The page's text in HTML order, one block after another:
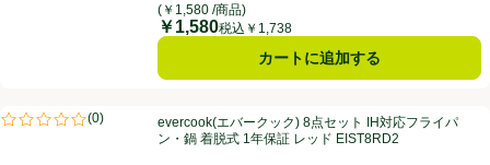
(￥1,580 /商品)
価格
￥1,580税込￥1,738
カートに追加する
evercook(エバークック) 8点セット IH対応フライパン・鍋 着脱式 1年
(0)
評価は0件のレビューで5点中0.0点。evercook(エバークック) 8点セット IH対応フライパ
ン・鍋 着脱式 1年保証 レッド EIST8RD2